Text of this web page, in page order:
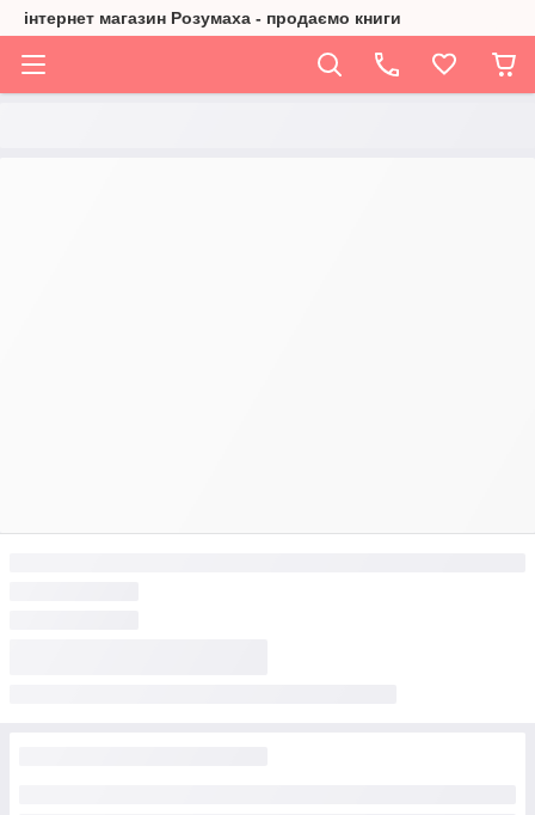
інтернет магазин Розумаха - продаємо книги